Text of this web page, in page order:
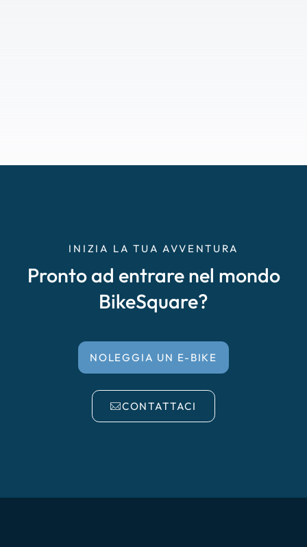
INIZIA LA TUA AVVENTURA
Pronto ad entrare nel mondo
BikeSquare?
NOLEGGIA UN E-BIKE
CONTATTACI